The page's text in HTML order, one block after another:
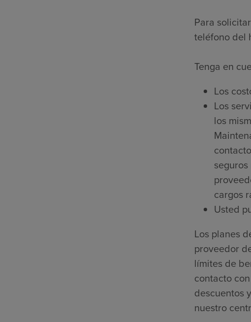
Para
teléfono del
Tenga en
Los
Los
los
cargos
Usted
Los planes
proveedor
límites de
contacto
descuentos
nuestro